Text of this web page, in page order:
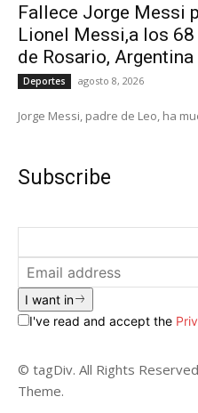
Fallece Jorge Messi
Lionel Messi,a los
de Rosario, Argentina
Deportes agosto 8, 2026
Jorge Messi, padre de Leo, ha
Subscribe
I want in
I've read and accept the
© tagDiv. All Rights
Theme.